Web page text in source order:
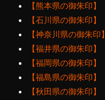
【熊本県の御朱印】
【石川県の御朱印】
【神奈川県の御朱印】
【福井県の御朱印】
【福岡県の御朱印】
【福島県の御朱印】
【秋田県の御朱印】